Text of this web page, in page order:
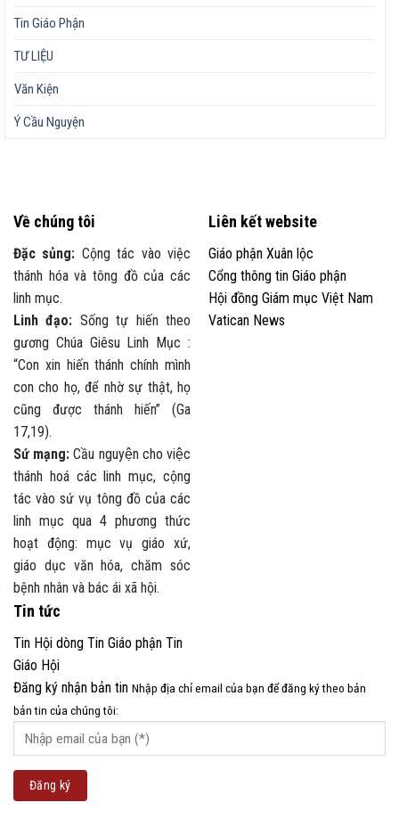
Tin Giáo Phận
TƯ LIỆU
Văn Kiện
Ý Cầu Nguyện
Về chúng tôi
Đặc sủng: Cộng tác vào việc
thánh hóa và tông đồ của các
linh mục.
Linh đạo: Sống tự hiến theo
gương Chúa Giêsu Linh Mục :
“Con xin hiến thánh chính mình
con cho họ, để nhờ sự thật, họ
cũng được thánh hiến” (Ga
17,19).
Sứ mạng: Cầu nguyện cho việc
thánh hoá các linh mục, cộng
tác vào sứ vụ tông đồ của các
linh mục qua 4 phương thức
hoạt động: mục vụ giáo xứ,
giáo dục văn hóa, chăm sóc
bệnh nhân và bác ái xã hội.
Liên kết website
Giáo phận Xuân lộc
Cổng thông tin Giáo phận
Hội đồng Giám mục Việt Nam
Vatican News
Tin tức
Tin Hội dòng Tin Giáo phận Tin
Giáo Hội
Đăng ký nhận bản tin Nhập địa chỉ email của bạn để đăng ký theo bản
bản tin của chúng tôi: